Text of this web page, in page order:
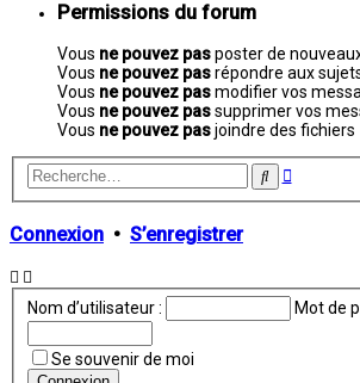
Permissions du forum
Vous ne pouvez pasposter de
Vous ne pouvez pasrépondre aux
Vous ne pouvez pasmodifier vos
Vous ne pouvez passupprimer vos
Vous ne pouvez pasjoindre des fichiers
Rechercher
Connexion • S’enregistrer
Nom d’utilisateur : Mot de
Se souvenir de moi